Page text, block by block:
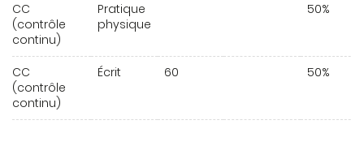
CC
(contrôle
continu)
Pratique
physique
50%
CC
(contrôle
continu)
Écrit 60 50%